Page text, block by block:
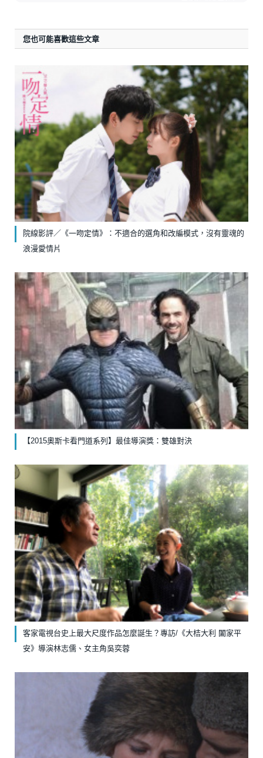
您也可能喜歡這些文章
院線影評／《一吻定情》：不適合的選角和改編模式，沒有靈魂的
浪漫愛情片
【2015奧斯卡看門道系列】最佳導演獎：雙雄對決
客家電視台史上最大尺度作品怎麼誕生？專訪/《大桔大利 闔家平
安》導演林志儒、女主角吳奕蓉